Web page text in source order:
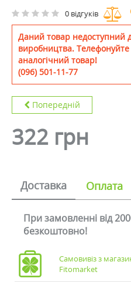
0 відгуків
Даний товар недоступний
виробництва.
аналогічний товар!
(096) 501-11-77
Попередній
322 грн
Доставка Оплата
При замовленні від
безкоштовно!
Самовивіз з
Fitomarket